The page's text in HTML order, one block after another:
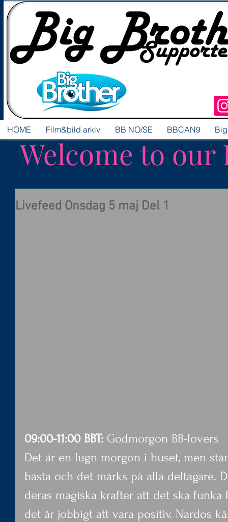
Welcome to our
HOME Film&bild arkiv BB NO/SE BBCAN9
Livefeed Onsdag 5 maj Del 1
09:00-11:00 BBT: Godmorgon BB-lovers
Det är en lugn morgon i huset, men
bästa och det märks på alla deltagare.
deras magiska krafter att det ska
det är jobbigt att vara positiv. Nardos